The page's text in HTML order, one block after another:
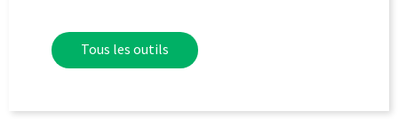
Tous les outils